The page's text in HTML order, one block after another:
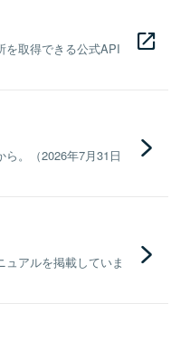
を取得できる公式API
。（2026年7月31日
アルを掲載していま